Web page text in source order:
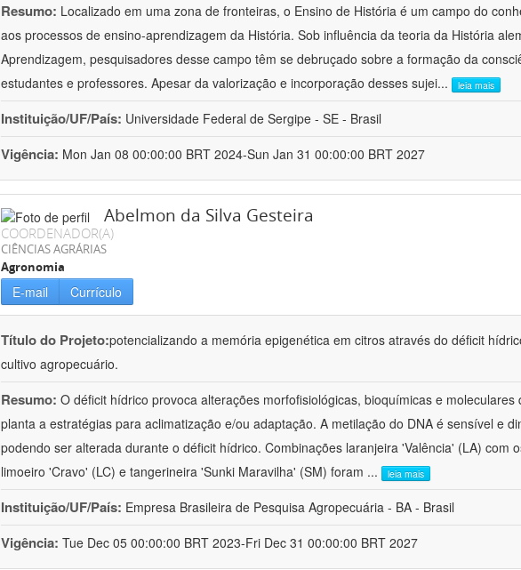
Resumo: Localizado em uma zona de fronteiras, o Ensino de História é um campo do
aos processos de ensino-aprendizagem da História. Sob influência da teoria da História
Aprendizagem, pesquisadores desse campo têm se debruçado sobre a formação da
estudantes e professores. Apesar da valorização e incorporação desses sujei... leia mais
Instituição/UF/País: Universidade Federal de Sergipe - SE - Brasil
Vigência: Mon Jan 08 00:00:00 BRT 2024-Sun Jan 31 00:00:00 BRT 2027
Abelmon da Silva Gesteira
COORDENADOR(A)
CIÊNCIAS AGRÁRIAS
Agronomia
E-mail Currículo
Título do Projeto:potencializando a memória epigenética em citros através do déficit
cultivo agropecuário.
Resumo: O déficit hídrico provoca alterações morfofisiológicas, bioquímicas e moleculares
planta a estratégias para aclimatização e/ou adaptação. A metilação do DNA é sensível e
podendo ser alterada durante o déficit hídrico. Combinações laranjeira 'Valência' (LA) com
limoeiro 'Cravo' (LC) e tangerineira 'Sunki Maravilha' (SM) foram ... leia mais
Instituição/UF/País: Empresa Brasileira de Pesquisa Agropecuária - BA - Brasil
Vigência: Tue Dec 05 00:00:00 BRT 2023-Fri Dec 31 00:00:00 BRT 2027